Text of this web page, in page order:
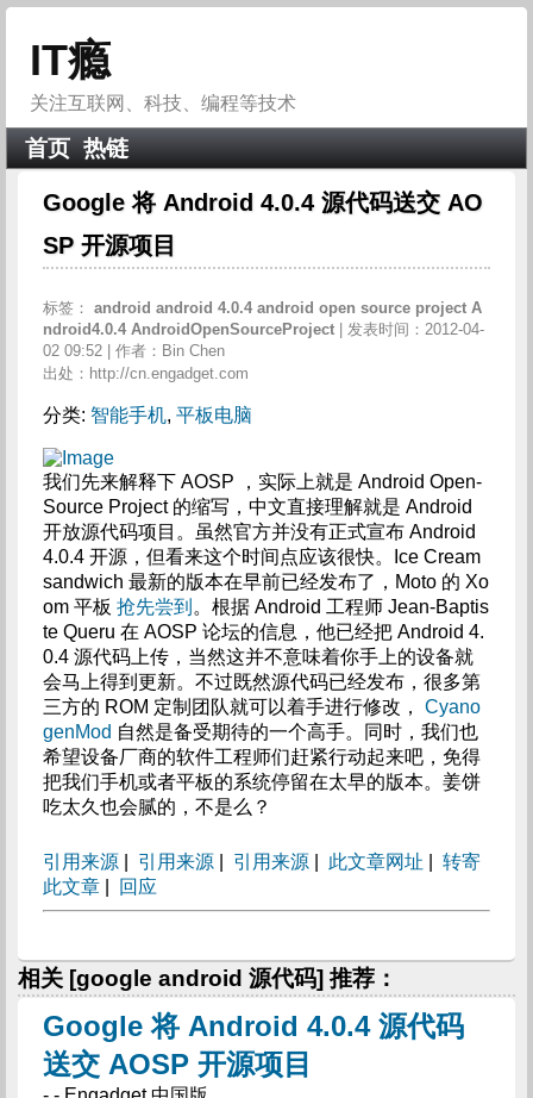
IT瘾
关注互联网、科技、编程等技术
首页 热链
Google 将 Android 4.0.4 源代码送交 AO
SP 开源项目
标签： android android 4.0.4 android open source project A
ndroid4.0.4 AndroidOpenSourceProject
| 发表时间：2012-04-
02 09:52 | 作者：Bin Chen
出处：http://cn.engadget.com
分类: 智能手机, 平板电脑
我们先来解释下 AOSP ，实际上就是 Android Open-
Source Project 的缩写，中文直接理解就是 Android
开放源代码项目。虽然官方并没有正式宣布 Android
4.0.4 开源，但看来这个时间点应该很快。Ice Cream
sandwich 最新的版本在早前已经发布了，Moto 的 Xo
om 平板 抢先尝到 。根据 Android 工程师 Jean-Baptis
te Queru 在 AOSP 论坛的信息，他已经把 Android 4.
0.4 源代码上传，当然这并不意味着你手上的设备就
会马上得到更新。不过既然源代码已经发布，很多第
三方的 ROM 定制团队就可以着手进行修改， Cyano
genMod 自然是备受期待的一个高手。同时，我们也
希望设备厂商的软件工程师们赶紧行动起来吧，免得
把我们手机或者平板的系统停留在太早的版本。姜饼
吃太久也会腻的，不是么？
引用来源| 引用来源| 引用来源| 此文章网址
转寄
此文章| 回应
相关 [google android 源代码] 推荐：
Google 将 Android 4.0.4 源代码
送交 AOSP 开源项目